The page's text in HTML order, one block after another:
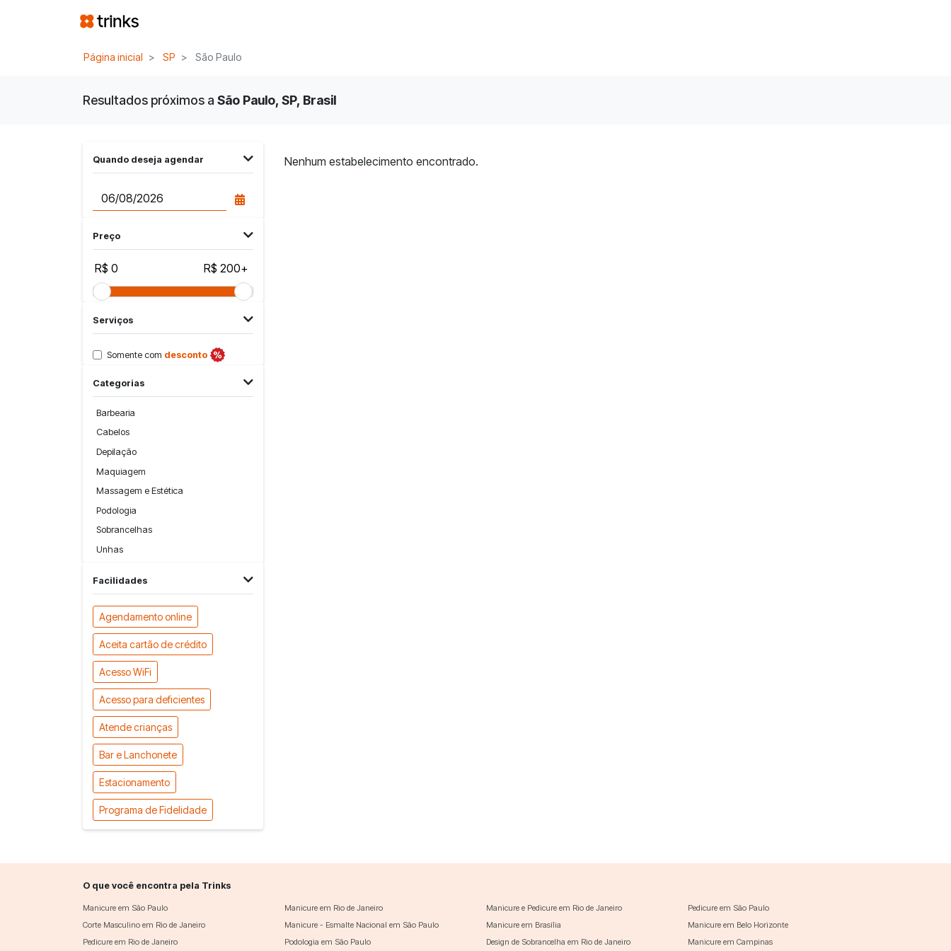
Página inicial SP São Paulo
Resultados próximos a São Paulo, SP, Brasil
Quando deseja agendar
Preço
R$ 0 R$ 200+
Serviços
Somente com desconto
Categorias
Barbearia
Cabelos
Depilação
Maquiagem
Massagem e Estética
Podologia
Sobrancelhas
Unhas
Facilidades
Agendamento online
Aceita cartão de crédito
Acesso WiFi
Acesso para deficientes
Atende crianças
Bar e Lanchonete
Estacionamento
Programa de Fidelidade
Nenhum estabelecimento encontrado.
O que você encontra pela Trinks
Manicure em São Paulo Manicure em Rio de Janeiro Manicure e Pedicure em Rio de Janeiro
Pedicure em São Paulo
Corte Masculino em Rio de Janeiro
Manicure - Esmalte Nacional em São Paulo Manicure em Brasília
Manicure em Belo Horizonte
Pedicure em Rio de Janeiro
Podologia em São Paulo Design de Sobrancelha em Rio de Janeiro Manicure em Campinas